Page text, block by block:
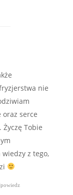
nie
oraz serce
Tobie
z tego,